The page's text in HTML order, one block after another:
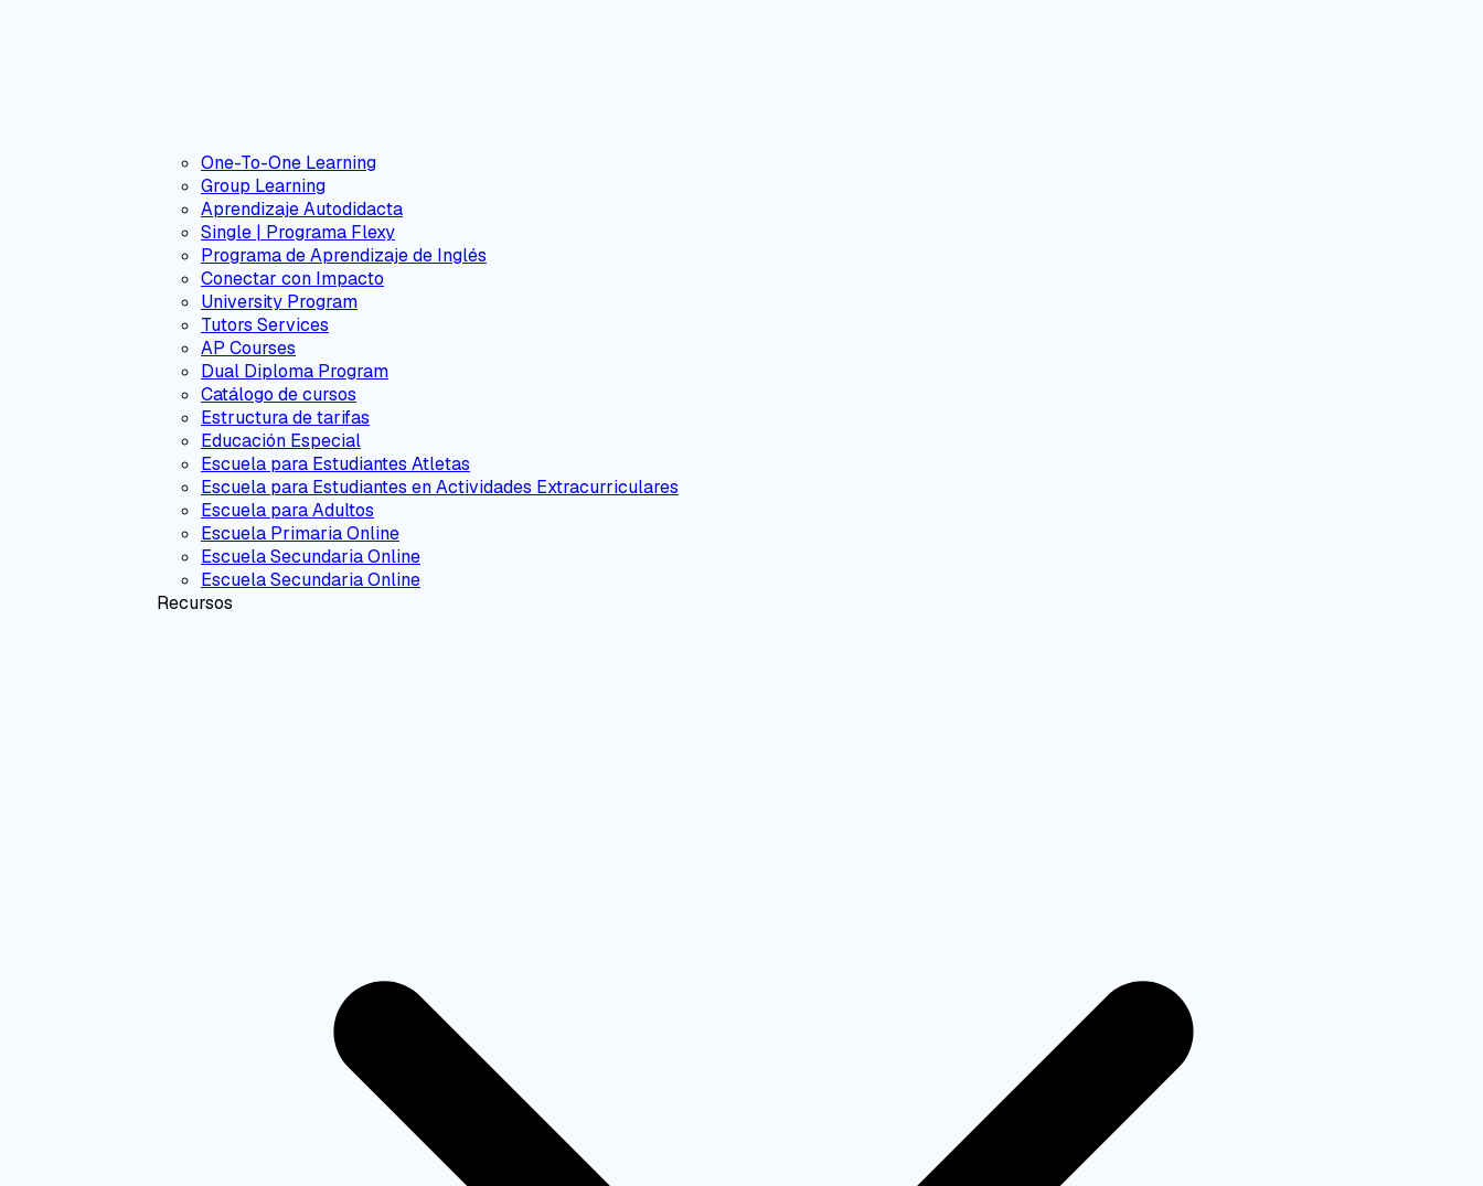
One-To-One Learning
Group Learning
Aprendizaje Autodidacta
Single | Programa Flexy
Programa de Aprendizaje de Inglés
Conectar con Impacto
University Program
Tutors Services
AP Courses
Dual Diploma Program
Catálogo de cursos
Estructura de tarifas
Educación Especial
Escuela para Estudiantes Atletas
Escuela para Estudiantes en Actividades Extracurriculares
Escuela para Adultos
Escuela Primaria Online
Escuela Secundaria Online
Escuela Secundaria Online
Recursos